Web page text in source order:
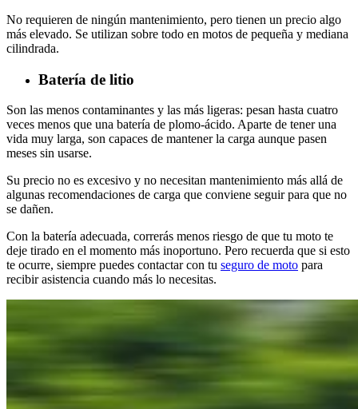
No requieren de ningún mantenimiento, pero tienen un precio algo
más elevado. Se utilizan sobre todo en motos de pequeña y mediana
cilindrada.
Batería de litio
Son las menos contaminantes y las más ligeras: pesan hasta cuatro
veces menos que una batería de plomo-ácido. Aparte de tener una
vida muy larga, son capaces de mantener la carga aunque pasen
meses sin usarse.
Su precio no es excesivo y no necesitan mantenimiento más allá de
algunas recomendaciones de carga que conviene seguir para que no
se dañen.
Con la batería adecuada, correrás menos riesgo de que tu moto te
deje tirado en el momento más inoportuno. Pero recuerda que si esto
te ocurre, siempre puedes contactar con tu seguro de moto para
recibir asistencia cuando más lo necesitas.